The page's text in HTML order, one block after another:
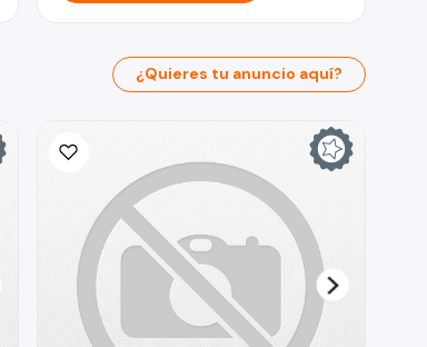
¿Quieres tu anuncio aquí?